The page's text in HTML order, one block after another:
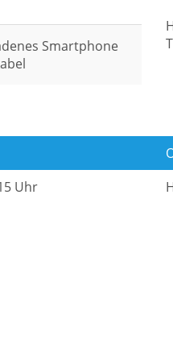
Smartphone
Uhr